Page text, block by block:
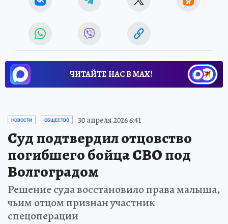
ЧИТАЙТЕ НАС В МАХ!
НОВОСТИ ОБЩЕСТВО 30 апреля 2026 6:41
Суд подтвердил отцовство
погибшего бойца СВО под
Волгоградом
Решение суда восстановило права малыша,
чьим отцом признан участник
спецоперации